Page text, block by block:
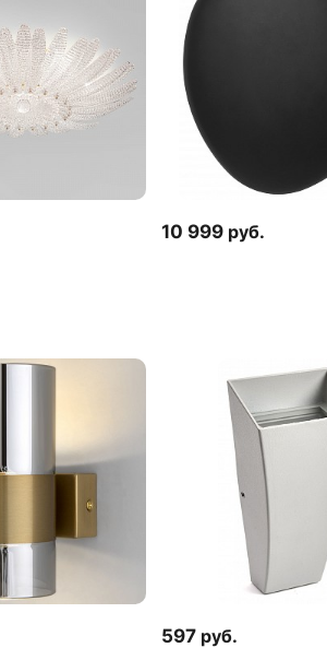
10 999 руб.
597 руб.